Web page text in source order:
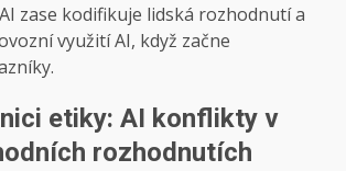
zase kodifikuje lidská rozhodnutí a
využití AI, když začne
etiky: AI konflikty v
rozhodnutích